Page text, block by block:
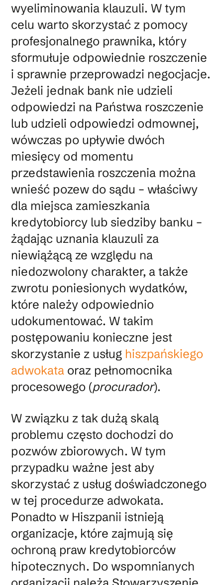
wyeliminowania klauzuli. W tym
celu warto skorzystać z pomocy
profesjonalnego prawnika, który
sformułuje odpowiednie roszczenie
i sprawnie przeprowadzi negocjacje.
Jeżeli jednak bank nie udzieli
odpowiedzi na Państwa roszczenie
lub udzieli odpowiedzi odmownej,
wówczas po upływie dwóch
miesięcy od momentu
przedstawienia roszczenia można
wnieść pozew do sądu – właściwy
dla miejsca zamieszkania
kredytobiorcy lub siedziby banku –
żądając uznania klauzuli za
niewiążącą ze względu na
niedozwolony charakter, a także
zwrotu poniesionych wydatków,
które należy odpowiednio
udokumentować. W takim
postępowaniu konieczne jest
skorzystanie z usług hiszpańskiego
adwokata oraz pełnomocnika
procesowego (procurador).
W związku z tak dużą skalą
problemu często dochodzi do
pozwów zbiorowych. W tym
przypadku ważne jest aby
skorzystać z usług doświadczonego
w tej procedurze adwokata.
Ponadto w Hiszpanii istnieją
organizacje, które zajmują się
ochroną praw kredytobiorców
hipotecznych. Do wspomnianych